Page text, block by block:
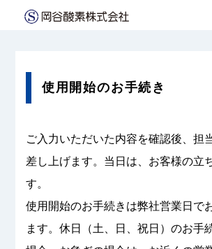
使用開始のお手続き
ご入力いただいた内容を確認後、担
差し上げます。当日は、お客様の立
す。
使用開始のお手続きは弊社営業日で
ます。休日（土、日、祝日）のお手